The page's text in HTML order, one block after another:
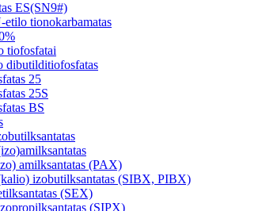
ES(SN9#)
tionokarbamatas
tiofosfatai
dibutilditiofosfatas
25
25S
BS
amilksantatas (PAX)
izobutilksantatas (SIBX, PIBX)
(SEX)
(SIPX)